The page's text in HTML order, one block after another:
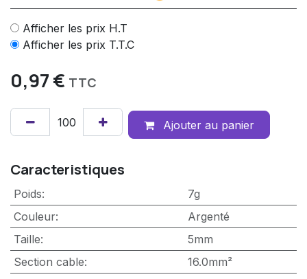
Afficher les prix H.T
Afficher les prix T.T.C
0,97€ TTC
Ajouter au panier
Caracteristiques
Poids:
7g
Couleur:
Argenté
Taille:
5mm
Section cable: 16.0mm²